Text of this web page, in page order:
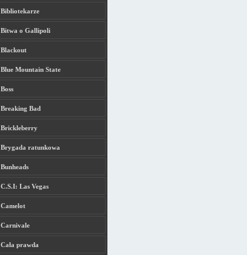
Bibliotekarze
Bitwa o Gallipoli
Blackout
Blue Mountain State
Boss
Breaking Bad
Brickleberry
Brygada ratunkowa
Bunheads
C.S.I: Las Vegas
Camelot
Carnivale
Cała prawda